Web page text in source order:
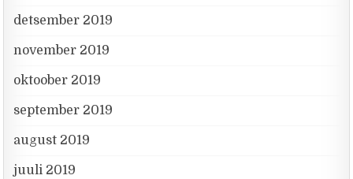
detsember 2019
november 2019
oktoober 2019
september 2019
august 2019
juuli 2019